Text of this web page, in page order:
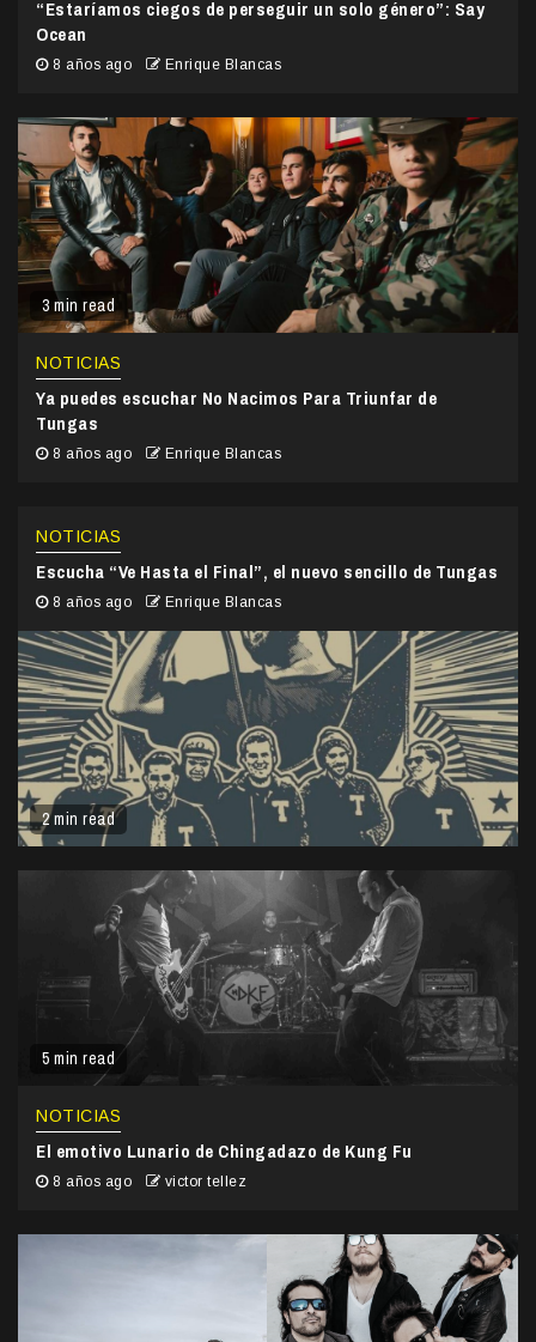
“Estaríamos ciegos de perseguir un solo género”: Say
Ocean
8 años ago Enrique Blancas
3 min read
NOTICIAS
Ya puedes escuchar No Nacimos Para Triunfar de
Tungas
8 años ago Enrique Blancas
2 min read
NOTICIAS
Escucha “Ve Hasta el Final”, el nuevo sencillo de Tungas
8 años ago Enrique Blancas
5 min read
NOTICIAS
El emotivo Lunario de Chingadazo de Kung Fu
8 años ago victor tellez